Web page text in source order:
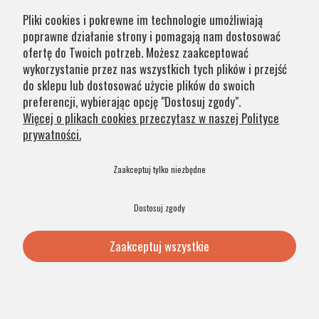
na zamówienie jest zaznaczony w opisie. Wierzymy, że na
nasze lampy warto czasem poczekać.
Kategorie
Obsługa klienta
© 2026 Argon Lampy. All Rights Reserved. .
Pliki cookies i pokrewne im technologie umożliwiają
poprawne działanie strony i pomagają nam dostosować
ofertę do Twoich potrzeb. Możesz zaakceptować
wykorzystanie przez nas wszystkich tych plików i przejść
do sklepu lub dostosować użycie plików do swoich
preferencji, wybierając opcję "Dostosuj zgody".
Więcej o plikach cookies przeczytasz w naszej Polityce
prywatności.
Zaakceptuj tylko niezbędne
Dostosuj zgody
Zaakceptuj wszystkie